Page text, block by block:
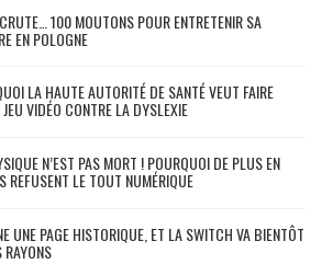
100 MOUTONS POUR ENTRETENIR SA
EN POLOGNE
LA HAUTE AUTORITÉ DE SANTÉ VEUT FAIRE
VIDÉO CONTRE LA DYSLEXIE
N’EST PAS MORT ! POURQUOI DE PLUS EN
REFUSENT LE TOUT NUMÉRIQUE
UNE PAGE HISTORIQUE, ET LA SWITCH VA BIENTÔT
RAYONS